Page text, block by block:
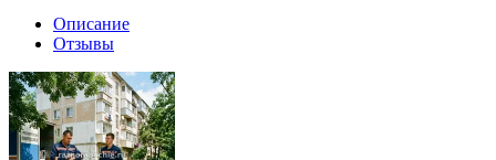
Описание
Отзывы